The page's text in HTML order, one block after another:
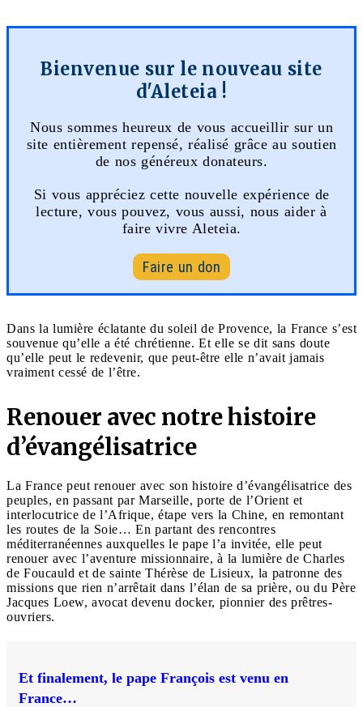
Bienvenue sur le nouveau site
d'Aleteia !
Nous sommes heureux de vous accueillir sur un
site entièrement repensé, réalisé grâce au soutien
de nos généreux donateurs.
Si vous appréciez cette nouvelle expérience de
lecture, vous pouvez, vous aussi, nous aider à
faire vivre Aleteia.
Faire un don
Dans la lumière éclatante du soleil de Provence, la France s’est
souvenue qu’elle a été chrétienne. Et elle se dit sans doute
qu’elle peut le redevenir, que peut-être elle n’avait jamais
vraiment cessé de l’être.
Renouer avec notre histoire
d’évangélisatrice
La France peut renouer avec son histoire d’évangélisatrice des
peuples, en passant par Marseille, porte de l’Orient et
interlocutrice de l’Afrique, étape vers la Chine, en remontant
les routes de la Soie… En partant des rencontres
méditerranéennes auxquelles le pape l’a invitée, elle peut
renouer avec l’aventure missionnaire, à la lumière de Charles
de Foucauld et de sainte Thérèse de Lisieux, la patronne des
missions que rien n’arrêtait dans l’élan de sa prière, ou du Père
Jacques Loew, avocat devenu docker, pionnier des prêtres-
ouvriers.
Et finalement, le pape François est venu en
France…